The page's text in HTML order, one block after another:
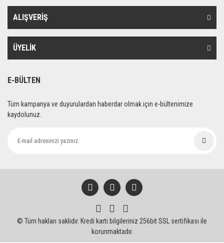
Ürün bilgilerinde hatalar bulunuyor.
Ürün fiyatı diğer sitelerden daha pahalı.
Bu ürüne benzer farklı alternatifler olmalı.
ALIŞVERİŞ
ÜYELİK
E-BÜLTEN
Tüm kampanya ve duyurulardan haberdar olmak için e-bültenimize
kaydolunuz.
© Tüm hakları saklıdır. Kredi kartı bilgileriniz 256bit SSL sertifikası ile
korunmaktadır.